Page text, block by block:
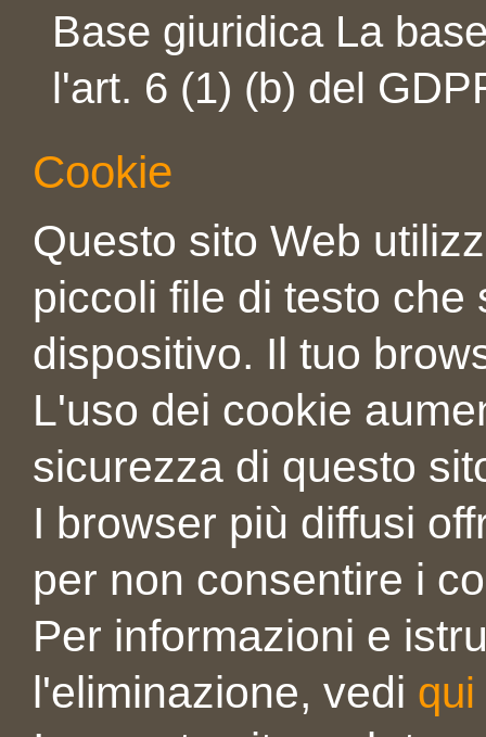
Base giuridica La
l'art. 6 (1) (b) del
Cookie
Questo sito Web
piccoli file di testo
dispositivo. Il tuo
L'uso dei cookie
sicurezza di questo
I browser più diffusi
per non consentire i
Per informazioni e
l'eliminazione, vedi qui